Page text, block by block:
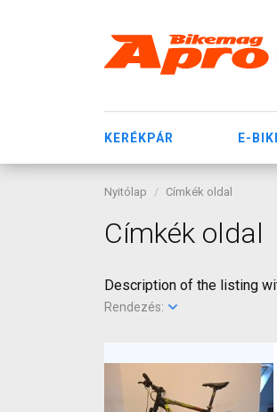
KERÉKPÁR E-
Nyitólap Címkék oldal
Címkék oldal
Description of the listing
Rendezés: